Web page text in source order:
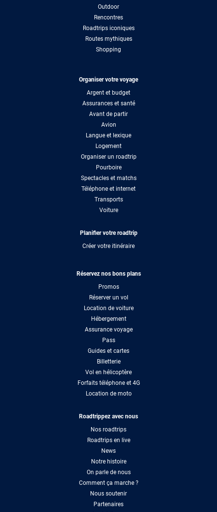
Outdoor
Rencontres
Roadtrips iconiques
Routes mythiques
Shopping
Organiser votre voyage
Argent et budget
Assurances et santé
Avant de partir
Avion
Langue et lexique
Logement
Organiser un roadtrip
Pourboire
Spectacles et matchs
Téléphone et internet
Transports
Voiture
Planifier votre roadtrip
Créer votre itinéraire
Réservez nos bons plans
Promos
Réserver un vol
Location de voiture
Hébergement
Assurance voyage
Pass
Guides et cartes
Billetterie
Vol en hélicoptère
Forfaits téléphone et 4G
Location de moto
Roadtrippez avec nous
Nos roadtrips
Roadtrips en live
News
Notre histoire
On parle de nous
Comment ça marche ?
Nous soutenir
Partenaires